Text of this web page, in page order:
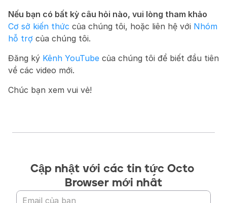
Nếu bạn có bất kỳ câu hỏi nào, vui lòng tham khảo
Cơ sở kiến thức của chúng tôi, hoặc liên hệ với Nhóm
hỗ trợ của chúng tôi.
Đăng ký Kênh YouTube của chúng tôi để biết đầu tiên
về các video mới.
Chúc bạn xem vui vẻ!
Cập nhật với các tin tức Octo
Browser mới nhất